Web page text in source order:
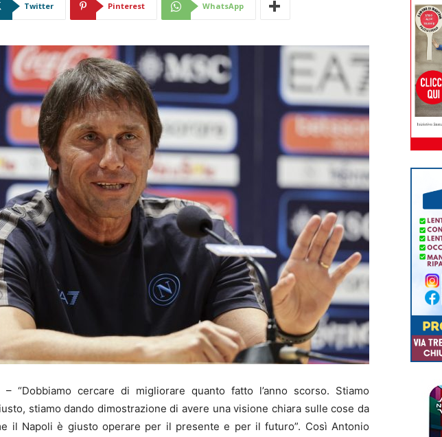
Mantova
Twitter Pinterest WhatsApp
– “Dobbiamo cercare di migliorare quanto fatto l’anno scorso. Stiamo
stiamo dando dimostrazione di avere una visione chiara sulle cose da
il Napoli è giusto operare per il presente e per il futuro”. Così Antonio